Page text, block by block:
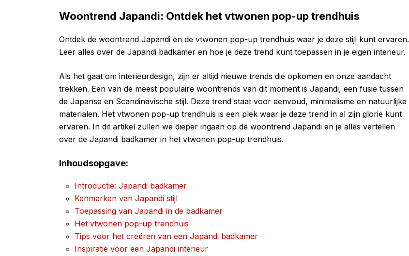
Woontrend Japandi: Ontdek het vtwonen pop-up trendhuis
Ontdek de woontrend Japandi en de vtwonen pop-up trendhuis waar je deze stijl kunt ervaren.
Leer alles over de Japandi badkamer en hoe je deze trend kunt toepassen in je eigen interieur.
Als het gaat om interieurdesign, zijn er altijd nieuwe trends die opkomen en onze aandacht
trekken. Een van de meest populaire woontrends van dit moment is Japandi, een fusie tussen
de Japanse en Scandinavische stijl. Deze trend staat voor eenvoud, minimalisme en natuurlijke
materialen. Het vtwonen pop-up trendhuis is een plek waar je deze trend in al zijn glorie kunt
ervaren. In dit artikel zullen we dieper ingaan op de woontrend Japandi en je alles vertellen
over de Japandi badkamer in het vtwonen pop-up trendhuis.
Inhoudsopgave:
Introductie: Japandi badkamer
Kenmerken van Japandi stijl
Toepassing van Japandi in de badkamer
Het vtwonen pop-up trendhuis
Tips voor het creëren van een Japandi badkamer
Inspiratie voor een Japandi interieur